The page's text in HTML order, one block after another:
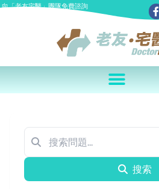
向「老友宅醫」團隊免費諮詢
搜索